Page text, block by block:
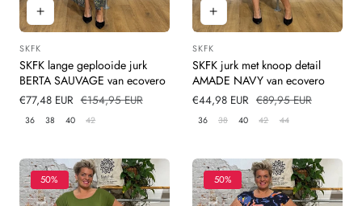
Leverancier:
SKFK
SKFK lange geplooide jurk
BERTA SAUVAGE van ecovero
Verkoopprijs
€77,48 EUR Normale
prijs
€154,95 EUR
36 38 40 42
Leverancier:
SKFK
SKFK jurk met knoop detail
AMADE NAVY van ecovero
Verkoopprijs
€44,98 EUR Normale
prijs
€89,95 EUR
36 38 40 42 44
50% 50%